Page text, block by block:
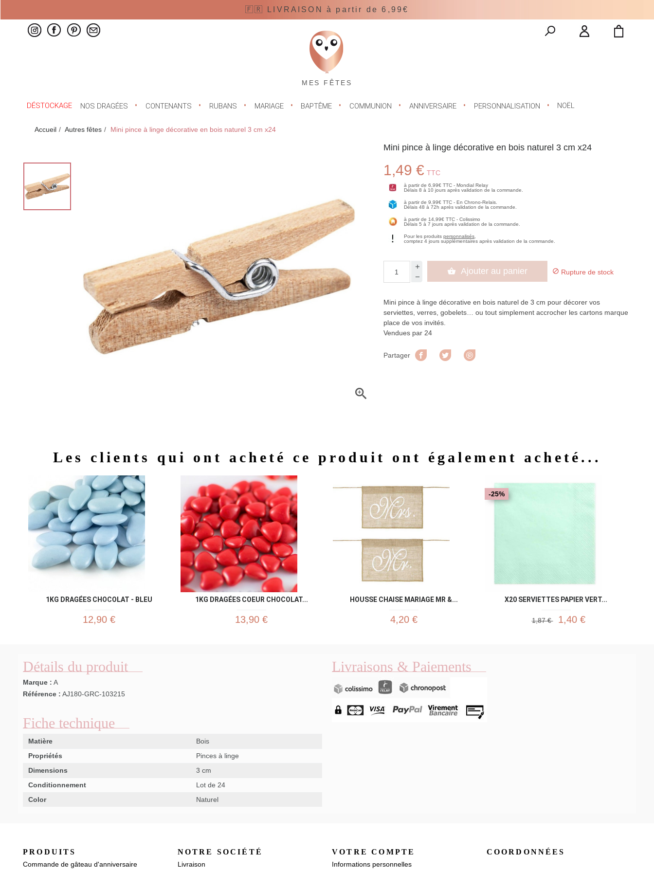
🇫🇷 LIVRAISON à partir de 6,99€
MES FÊTES
DÉSTOCKAGE NOS DRAGÉES CONTENANTS RUBANS MARIAGE BAPTÊME COMMUNION ANNIVERSAIRE PERSONNALISATION NOËL
Accueil Autres fêtes Mini pince à linge décorative en bois naturel 3 cm x24

Mini pince à linge décorative en bois naturel 3 cm x24
1,49 € TTC
à partir de 6,99€ TTC - Mondial Relay
Délais 8 à 10 jours après validation de la commande.
à partir de 9,99€ TTC - En Chrono-Relais.
Délais 48 à 72h après validation de la commande.
à partir de 14,99€ TTC - Colissimo
Délais 5 à 7 jours après validation de la commande.
Pour les produitspersonnalisés
comptez 4 jours supplémentaires après validation de la commande.
 Ajouter au panier  Rupture de stock
Mini pince à linge décorative en bois naturel de 3 cm pour décorer vos
serviettes, verres, gobelets… ou tout simplement accrocher les cartons marque
place de vos invités.
Vendues par 24
Partager Partager Tweet
Les clients qui ont acheté ce produit ont également acheté...
1KG DRAGÉES CHOCOLAT - BLEU
12,90 €
Aperçu rapide
1KG DRAGÉES COEUR CHOCOLAT...
13,90 €
Aperçu rapide
HOUSSE CHAISE MARIAGE MR &...
4,20 €
Aperçu rapide
X20 SERVIETTES PAPIER VERT...
-25%
1,87 € 1,40 €
Détails du produit
Marque : A
Référence : AJ180-GRC-103215
Fiche technique
Matière
Bois
Propriétés
Pinces à linge
Dimensions
3 cm
Conditionnement
Lot de 24
Color
Naturel
Livraisons & Paiements
PRODUITS
Commande de gâteau d'anniversaire
NOTRE SOCIÉTÉ
Livraison
VOTRE COMPTE
Informations personnelles
COORDONNÉES